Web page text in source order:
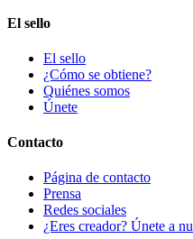
El sello
El sello
¿Cómo se obtiene?
Quiénes somos
Únete
Contacto
Página de contacto
Prensa
Redes sociales
¿Eres creador? Únete a